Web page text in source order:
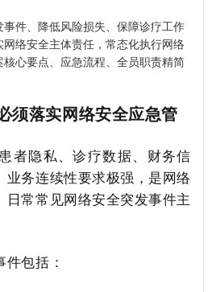
件、降低风险损失、保障诊疗工作
络安全主体责任，常态化执行网络
心要点、应急流程、全员职责精简
须落实网络安全应急管
者隐私、诊疗数据、财务信
业务连续性要求极强，是网络
日常常见网络安全突发事件主
包括：